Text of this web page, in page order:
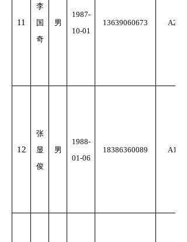
11
李
国
奇
男
1987-
10-01
13639060673 A2
12
张
显
俊
男
1988-
01-06
18386360089 A1